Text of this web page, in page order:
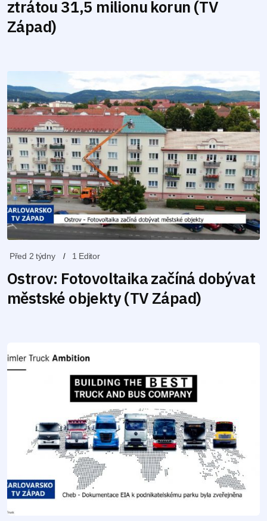
ztrátou 31,5 milionu korun (TV
Západ)
Před 2 týdny 1 Editor
Ostrov: Fotovoltaika začíná dobývat
městské objekty (TV Západ)